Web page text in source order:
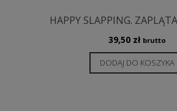
HAPPY SLAPPING.
39,50 zł brutto
DODAJ DO KOSZYKA